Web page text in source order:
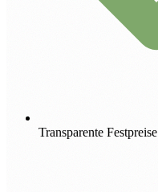
Transparente Festpreise